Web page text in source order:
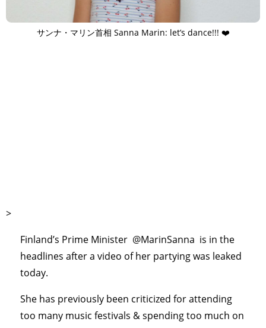
サンナ・マリン首相 Sanna Marin: let’s dance!!! ❤️
>
Finland’s Prime Minister @MarinSanna is in the
headlines after a video of her partying was leaked
today.
She has previously been criticized for attending
too many music festivals & spending too much on